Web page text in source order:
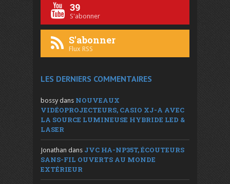
39
S'abonner
S'abonner
Flux RSS
LES DERNIERS COMMENTAIRES
bossy dans NOUVEAUX
VIDÉOPROJECTEURS, CASIO XJ-A AVEC
LA SOURCE LUMINEUSE HYBRIDE LED &
LASER
Jonathan dans JVC HA-NP35T, ÉCOUTEURS
SANS-FIL OUVERTS AU MONDE
EXTÉRIEUR